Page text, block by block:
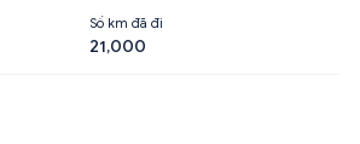
Số km đã đi
21,000